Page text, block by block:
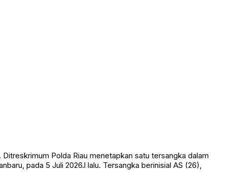
Polda Riau menetapkan satu tersangka dalam
pada 5 Juli 2026.l lalu. Tersangka berinisial AS (26),